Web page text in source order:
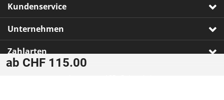
ab CHF 115.00
Kundenservice
Unternehmen
Zahlarten